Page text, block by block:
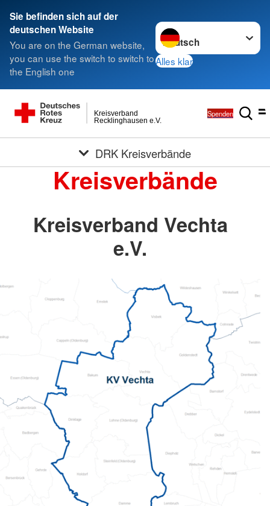
Sie befinden sich auf der
deutschen Website
You are on the German website,
you can use the switch to switch to
the English one
Sprache wechseln zu
Alles klar
Recklinghausen e.V.
Kreisverband Spenden
DRK Kreisverbände
Kreisverbände
Kreisverband Vechta
e.V.